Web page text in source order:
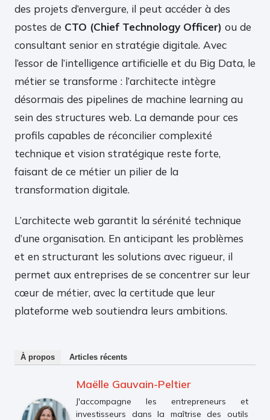
des projets d’envergure, il peut accéder à des
postes de CTO (Chief Technology Officer) ou de
consultant senior en stratégie digitale. Avec
l’essor de l’intelligence artificielle et du Big Data, le
métier se transforme : l’architecte intègre
désormais des pipelines de machine learning au
sein des structures web. La demande pour ces
profils capables de réconcilier complexité
technique et vision stratégique reste forte,
faisant de ce métier un pilier de la
transformation digitale.
L’architecte web garantit la sérénité technique
d’une organisation. En anticipant les problèmes
et en structurant les solutions avec rigueur, il
permet aux entreprises de se concentrer sur leur
cœur de métier, avec la certitude que leur
plateforme web soutiendra leurs ambitions.
À propos Articles récents
Maëlle Gauvain-Peltier
J'accompagne les entrepreneurs et
investisseurs dans la maîtrise des outils